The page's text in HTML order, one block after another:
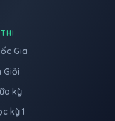
Gia
Giỏi
kỳ
kỳ 1